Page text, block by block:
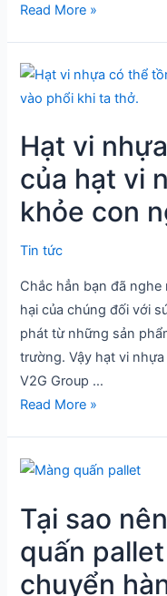
Read More »
Hạt vi
của hạt vi
khỏe con
Tin tức
Chắc hẳn bạn đã
hại của chúng đối với
phát từ những sản
trường. Vậy hạt vi
V2G Group …
Hạt
vi
là
Tác
hại
vi
nhựa
đối
với
sức
khỏe
Read More »
Tại sao
quấn
chuyển
Tại
nên
dụng
màng